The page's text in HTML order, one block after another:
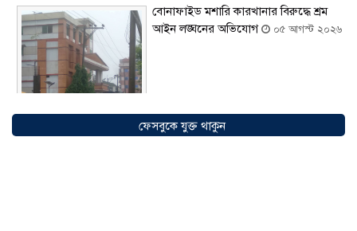
বোনাফাইড মশারি কারখানার বিরুদ্ধে শ্রম
আইন লঙ্ঘনের অভিযোগ
০৫ আগস্ট ২০২৬
ফেসবুকে যুক্ত থাকুন